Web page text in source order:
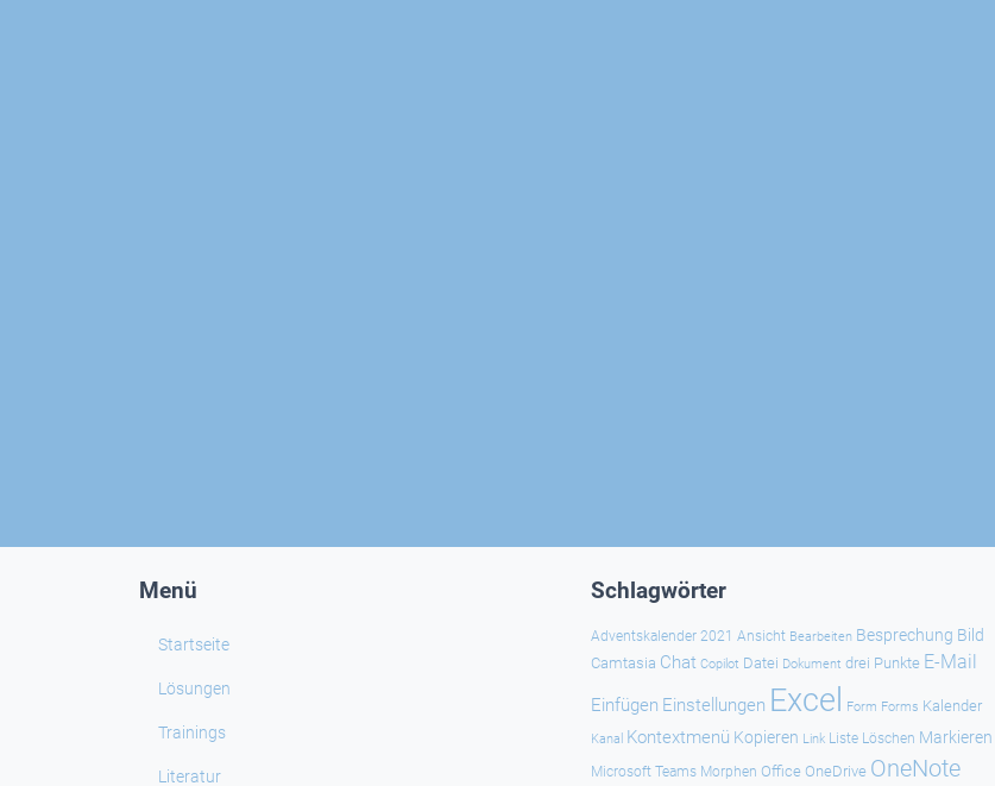
Menü
Startseite
Lösungen
Trainings
Literatur
Schlagwörter
Adventskalender 2021 Ansicht Bearbeiten Besprechung Bild
Camtasia Chat Copilot Datei Dokument drei Punkte E-Mail
Einfügen Einstellungen Excel Form Forms Kalender
Kanal Kontextmenü Kopieren Link Liste Löschen Markieren
Microsoft Teams Morphen Office OneDrive OneNote